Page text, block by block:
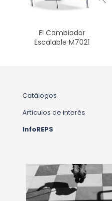
El Cambiador
Escalable M7021
Catálogos
Artículos de interés
InfoREPS